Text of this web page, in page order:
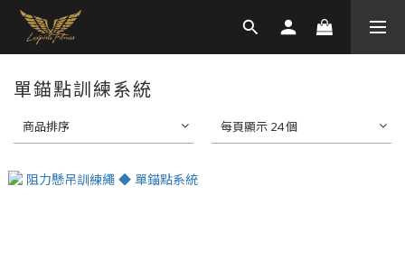
單錨點訓練系統
商品排序 每頁顯示 24 個